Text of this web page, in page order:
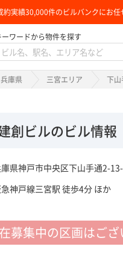
実績30,000件のビルバンクにお任
ンク
ーワードから物件を探す
兵庫県 三宮エリア 下山
創ビルのビル情報
県神戸市中央区下山手通2-
神戸線三宮駅 徒歩4分 ほか
募集中の区画はご